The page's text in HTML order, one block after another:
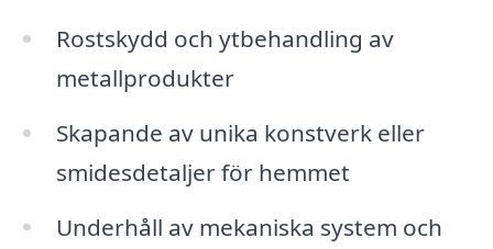
Rostskydd och ytbehandling av
metallprodukter
Skapande av unika konstverk eller
smidesdetaljer för hemmet
Underhåll av mekaniska system och